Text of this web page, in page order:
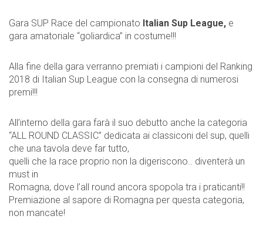
Gara SUP Race del campionato Italian Sup League, e
gara amatoriale “goliardica” in costume!!!
Alla fine della gara verranno premiati i campioni del Ranking
2018 di Italian Sup League con la consegna di numerosi
premi!!!
All’interno della gara farà il suo debutto anche la categoria
“ALL ROUND CLASSIC” dedicata ai classiconi del sup, quelli
che una tavola deve far tutto,
quelli che la race proprio non la digeriscono.. diventerà un
must in
Romagna, dove l’all round ancora spopola tra i praticanti!!
Premiazione al sapore di Romagna per questa categoria,
non mancate!